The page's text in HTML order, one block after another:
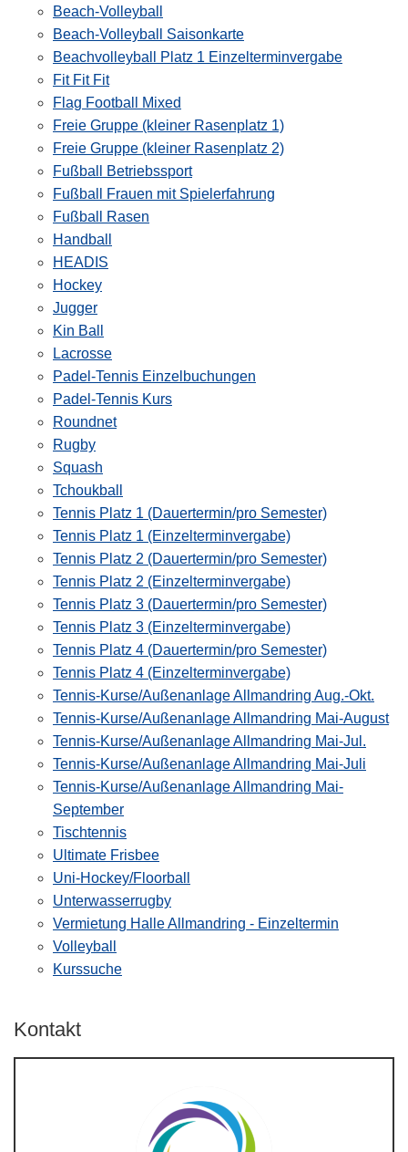
Beach-Volleyball
Beach-Volleyball Saisonkarte
Beachvolleyball Platz 1 Einzelterminvergabe
Fit Fit Fit
Flag Football Mixed
Freie Gruppe (kleiner Rasenplatz 1)
Freie Gruppe (kleiner Rasenplatz 2)
Fußball Betriebssport
Fußball Frauen mit Spielerfahrung
Fußball Rasen
Handball
HEADIS
Hockey
Jugger
Kin Ball
Lacrosse
Padel-Tennis Einzelbuchungen
Padel-Tennis Kurs
Roundnet
Rugby
Squash
Tchoukball
Tennis Platz 1 (Dauertermin/pro Semester)
Tennis Platz 1 (Einzelterminvergabe)
Tennis Platz 2 (Dauertermin/pro Semester)
Tennis Platz 2 (Einzelterminvergabe)
Tennis Platz 3 (Dauertermin/pro Semester)
Tennis Platz 3 (Einzelterminvergabe)
Tennis Platz 4 (Dauertermin/pro Semester)
Tennis Platz 4 (Einzelterminvergabe)
Tennis-Kurse/Außenanlage Allmandring Aug.-Okt.
Tennis-Kurse/Außenanlage Allmandring Mai-August
Tennis-Kurse/Außenanlage Allmandring Mai-Jul.
Tennis-Kurse/Außenanlage Allmandring Mai-Juli
Tennis-Kurse/Außenanlage Allmandring Mai-
September
Tischtennis
Ultimate Frisbee
Uni-Hockey/Floorball
Unterwasserrugby
Vermietung Halle Allmandring - Einzeltermin
Volleyball
Kurssuche
Kontakt